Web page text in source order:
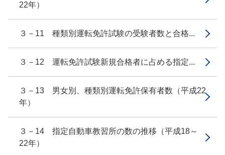
22年）
３－11 種類別運転免許試験の受験者数と合格...
３－12 運転免許試験新規合格者に占める指定...
３－13 男女別、種類別運転免許保有者数（平成22
年）
３－14 指定自動車教習所の数の推移（平成18～
22年）